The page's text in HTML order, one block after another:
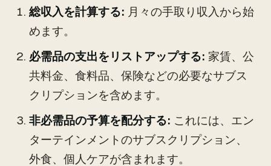
総収入を計算する: 月々の手取り収入から始
めます。
必需品の支出をリストアップする: 家賃、公
共料金、食料品、保険などの必要なサブス
クリプションを含めます。
非必需品の予算を配分する: これには、エン
ターテインメントのサブスクリプション、
外食、個人ケアが含まれます。